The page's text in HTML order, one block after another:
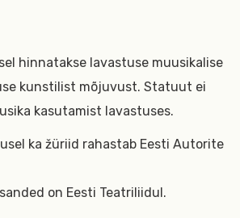
hinnatakse lavastuse muusikalise
kunstilist mõjuvust. Statuut ei
kasutamist lavastuses.
ka žüriid rahastab Eesti Autorite
on Eesti Teatriliidul.